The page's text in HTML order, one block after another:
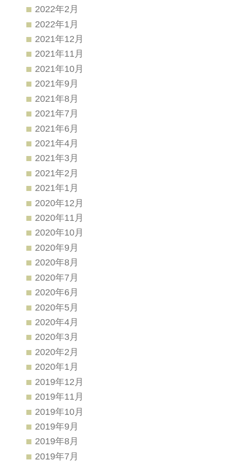
2022年2月
2022年1月
2021年12月
2021年11月
2021年10月
2021年9月
2021年8月
2021年7月
2021年6月
2021年4月
2021年3月
2021年2月
2021年1月
2020年12月
2020年11月
2020年10月
2020年9月
2020年8月
2020年7月
2020年6月
2020年5月
2020年4月
2020年3月
2020年2月
2020年1月
2019年12月
2019年11月
2019年10月
2019年9月
2019年8月
2019年7月